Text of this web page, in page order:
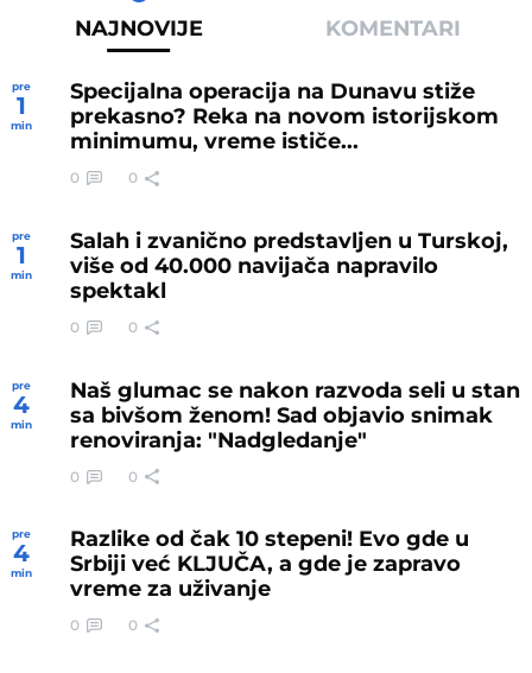
NAJNOVIJE KOMENTARI
pre
1
min
Specijalna operacija na Dunavu stiže
prekasno? Reka na novom istorijskom
minimumu, vreme ističe...
0 0
pre
1
min
Salah i zvanično predstavljen u Turskoj,
više od 40.000 navijača napravilo
spektakl
0 0
pre
4
min
Naš glumac se nakon razvoda seli u stan
sa bivšom ženom! Sad objavio snimak
renoviranja: "Nadgledanje"
0 0
pre
4
min
Razlike od čak 10 stepeni! Evo gde u
Srbiji već KLJUČA, a gde je zapravo
vreme za uživanje
0 0